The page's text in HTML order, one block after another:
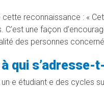
reconnaissance : «
une façon
des personnes
qui s’adresse-
étudiant·e des cycles